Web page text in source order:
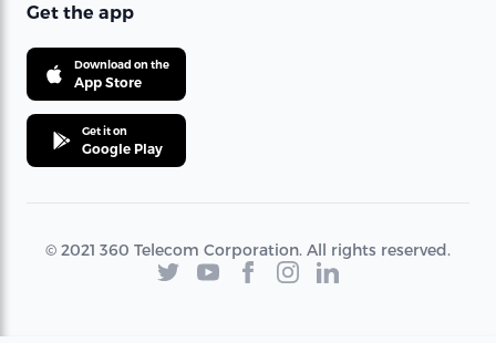
Get the app
Download on the
App Store
Get it on
Google Play
© 2021 360 Telecom Corporation. All rights reserved.